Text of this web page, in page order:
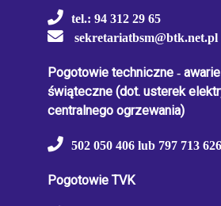
tel.: 94 312 29 65
sekretariatbsm@btk.net.pl
Pogotowie techniczne -
świąteczne (dot. usterek
centralnego ogrzewania)
502 050 406 lub 797 713 626
Pogotowie TVK